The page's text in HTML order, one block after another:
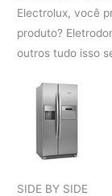
Electrolux, você
produto?
outros tudo isso
SIDE BY SIDE